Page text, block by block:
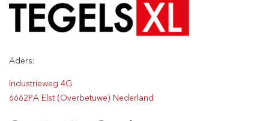
Aders:
Industrieweg 4G
6662PA Elst (Overbetuwe) Nederland